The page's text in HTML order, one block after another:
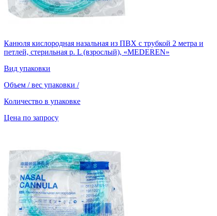
Канюля кислородная назальная из ПВХ с трубкой 2 метра и
петлей, стерильная р. L (взрослый), «MEDEREN»
Вид упаковки
Объем / вес упаковки /
Количество в упаковке
Цена по запросу